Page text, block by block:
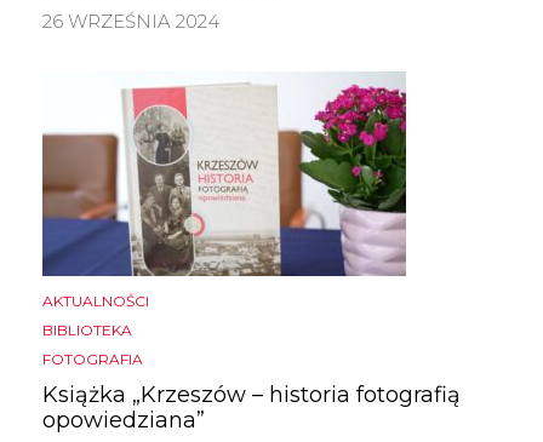
26 WRZEŚNIA 2024
AKTUALNOŚCI
BIBLIOTEKA
FOTOGRAFIA
Książka „Krzeszów – historia fotografią
opowiedziana”